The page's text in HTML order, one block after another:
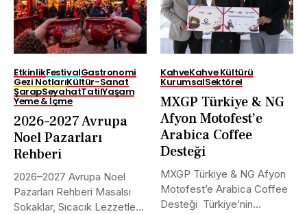
EtkinlikFestivalGastronomi
Gezi NotlarıKültür-Sanat
ŞarapSeyahatTatilYaşam
Yeme & İçme
2026–2027 Avrupa
Noel Pazarları
Rehberi
2026–2027 Avrupa Noel
Pazarları Rehberi Masalsı
Sokaklar, Sıcacık Lezzetler
KahveKahve Kültürü
KurumsalSektörel
MXGP Türkiye & NG
Afyon Motofest’e
Arabica Coffee
Desteği
MXGP Türkiye & NG Afyon
Motofest’e Arabica Coffee
Desteği Türkiye’nin